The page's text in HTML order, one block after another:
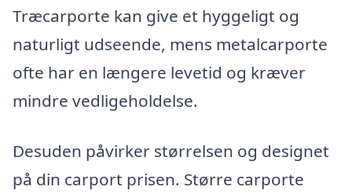
Træcarporte kan give et hyggeligt og
naturligt udseende, mens metalcarporte
ofte har en længere levetid og kræver
mindre vedligeholdelse.
Desuden påvirker størrelsen og designet
på din carport prisen. Større carporte